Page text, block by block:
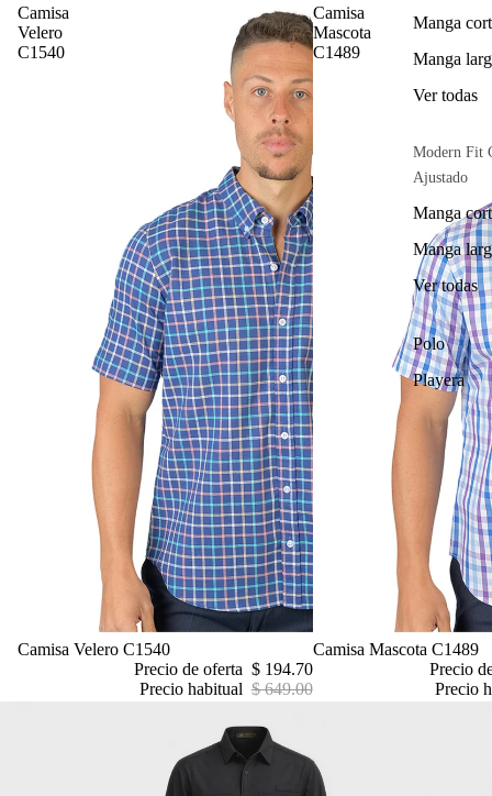
Manga
Manga
Ver todas
Modern Fit
Ajustado
Manga
Manga
Ver todas
Polo
Playera
Camisa
Velero
C1540
Oferta
Camisa Velero C1540
Precio de oferta $ 194.70
Precio habitual $ 649.00
Camisa
Mascota
C1489
Oferta
Camisa Mascota C1489
Precio
Precio